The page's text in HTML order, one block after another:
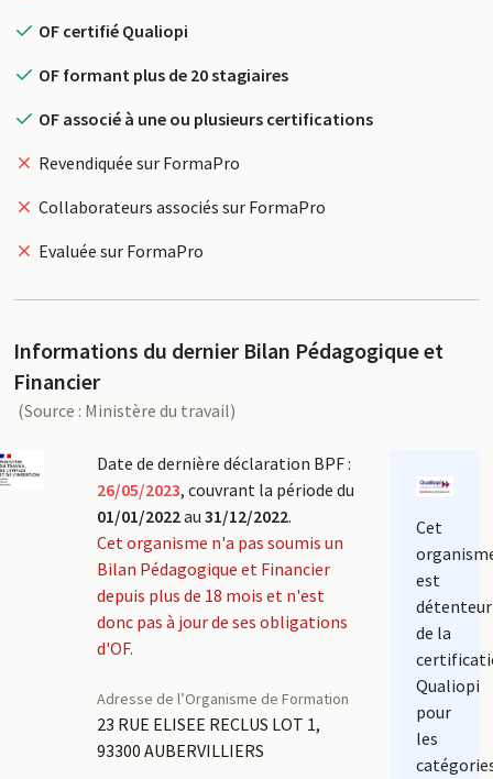
OF certifié Qualiopi
OF formant plus de 20 stagiaires
OF associé à une ou plusieurs certifications
Revendiquée sur FormaPro
Collaborateurs associés sur FormaPro
Evaluée sur FormaPro
Informations du dernier Bilan Pédagogique et
Financier
(Source : Ministère du travail)
Date de dernière déclaration BPF :
26/05/2023, couvrant la période du
01/01/2022au 31/12/2022.
Cet organisme n'a pas soumis un
Bilan Pédagogique et Financier
depuis plus de 18 mois et n'est
donc pas à jour de ses obligations
d'OF.
Adresse de l’Organisme de Formation
23 RUE ELISEE RECLUS LOT 1,
93300 AUBERVILLIERS
Cet
est
détenteur
de la
Qualiopi
pour
les